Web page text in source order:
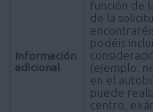
Información
adicional
función de
de la
podéis
(ejemplo:
en el
puede
centro,